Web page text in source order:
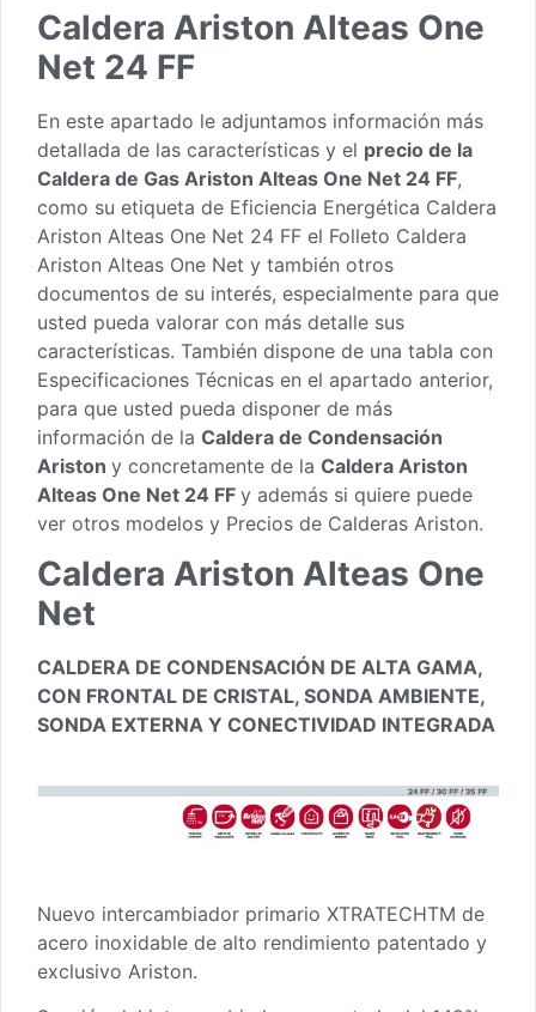
Caldera Ariston Alteas One
Net 24 FF
En este apartado le adjuntamos información más
detallada de las características y el precio de la
Caldera de Gas Ariston Alteas One Net 24 FF,
como su etiqueta de Eficiencia Energética Caldera
Ariston Alteas One Net 24 FF el Folleto Caldera
Ariston Alteas One Net y también otros
documentos de su interés, especialmente para que
usted pueda valorar con más detalle sus
características. También dispone de una tabla con
Especificaciones Técnicas en el apartado anterior,
para que usted pueda disponer de más
información de la Caldera de Condensación
Ariston y concretamente de la Caldera Ariston
Alteas One Net 24 FF y además si quiere puede
ver otros modelos y Precios de Calderas Ariston.
Caldera Ariston Alteas One
Net
CALDERA DE CONDENSACIÓN DE ALTA GAMA,
CON FRONTAL DE CRISTAL, SONDA AMBIENTE,
SONDA EXTERNA Y CONECTIVIDAD INTEGRADA
Nuevo intercambiador primario XTRATECHTM de
acero inoxidable de alto rendimiento patentado y
exclusivo Ariston.